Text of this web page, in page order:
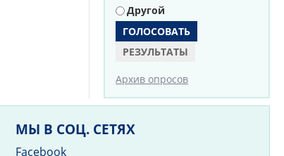
Другой
РЕЗУЛЬТАТЫ
Архив опросов
МЫ В СОЦ. СЕТЯХ
Facebook